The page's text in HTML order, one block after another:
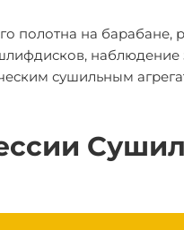
полотна на барабане,
наблюдение
сушильным